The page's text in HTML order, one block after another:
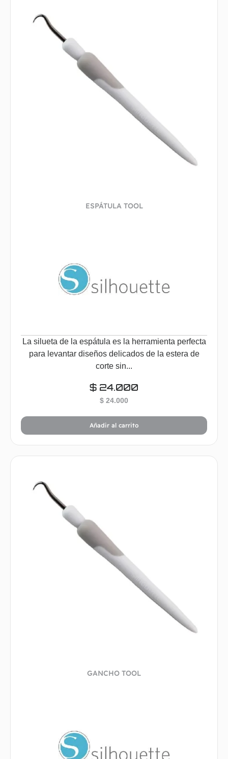
ESPÁTULA TOOL
La silueta de la espátula es la herramienta perfecta
para levantar diseños delicados de la estera de
corte sin...
$ 24.000
$ 24.000
Añadir al carrito
GANCHO TOOL